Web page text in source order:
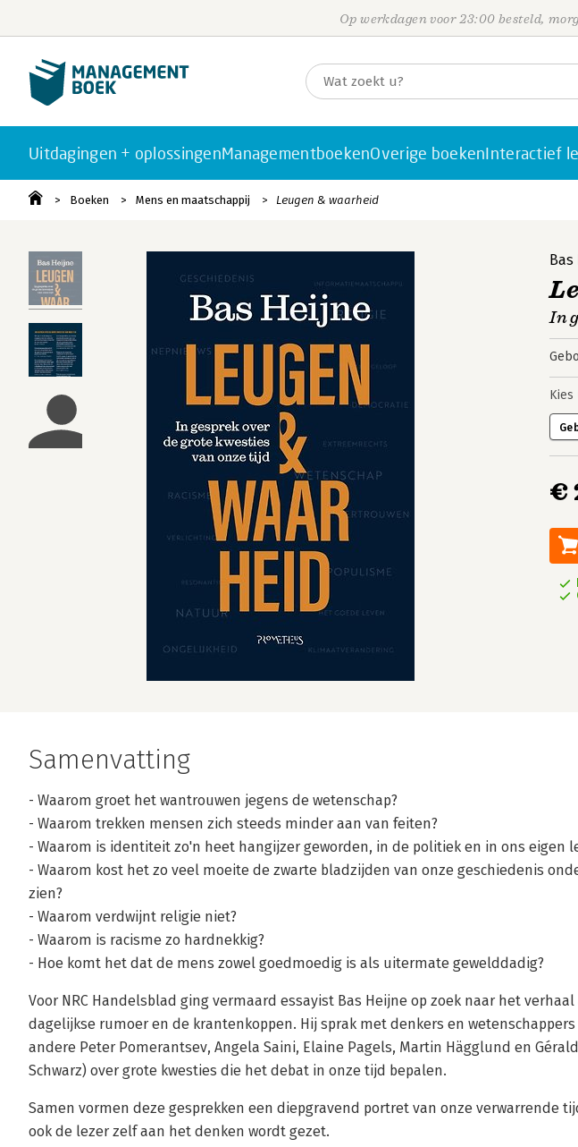
Op werkdagen voor 23:00 besteld,
Uitdagingen + oplossingenManagementboekenOverige boekenInteractief
Boeken Mens en maatschappij Leugen & waarheid
Bas
In
Kies
€
Samenvatting
- Waarom groet het wantrouwen jegens de wetenschap?
- Waarom trekken mensen zich steeds minder aan van feiten?
- Waarom is identiteit zo'n heet hangijzer geworden, in de politiek en in ons eigen
- Waarom kost het zo veel moeite de zwarte bladzijden van onze geschiedenis
zien?
- Waarom verdwijnt religie niet?
- Waarom is racisme zo hardnekkig?
- Hoe komt het dat de mens zowel goedmoedig is als uitermate gewelddadig?
Voor NRC Handelsblad ging vermaard essayist Bas Heijne op zoek naar het
dagelijkse rumoer en de krantenkoppen. Hij sprak met denkers en
andere Peter Pomerantsev, Angela Saini, Elaine Pagels, Martin Hägglund en
Schwarz) over grote kwesties die het debat in onze tijd bepalen.
Samen vormen deze gesprekken een diepgravend portret van onze verwarrende
ook de lezer zelf aan het denken wordt gezet.